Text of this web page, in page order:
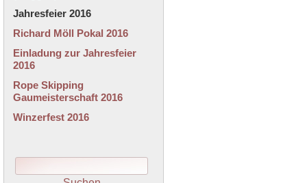
Jahresfeier 2016
Richard Möll Pokal 2016
Einladung zur Jahresfeier
2016
Rope Skipping
Gaumeisterschaft 2016
Winzerfest 2016